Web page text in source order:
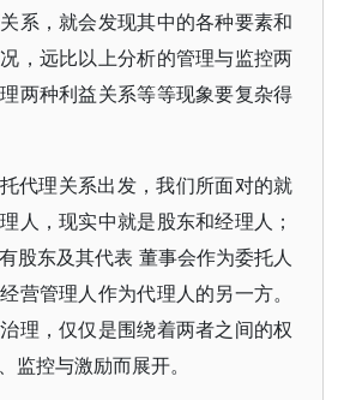
系，就会发现其中的各种要素和
，远比以上分析的管理与监控两
两种利益关系等等现象要复杂得
代理关系出发，我们所面对的就
人，现实中就是股东和经理人；
股东及其代表 董事会作为委托人
营管理人作为代理人的另一方。
理，仅仅是围绕着两者之间的权
监控与激励而展开。